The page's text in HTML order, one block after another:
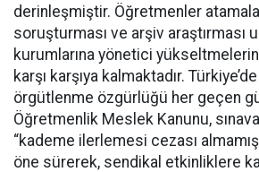
derinleşmiştir. Öğretmenler
soruşturması ve arşiv araştırması
kurumlarına yönetici
karşı karşıya kalmaktadır.
örgütlenme özgürlüğü her geçen
Öğretmenlik Meslek Kanunu,
“kademe ilerlemesi cezası
öne sürerek, sendikal etkinliklere